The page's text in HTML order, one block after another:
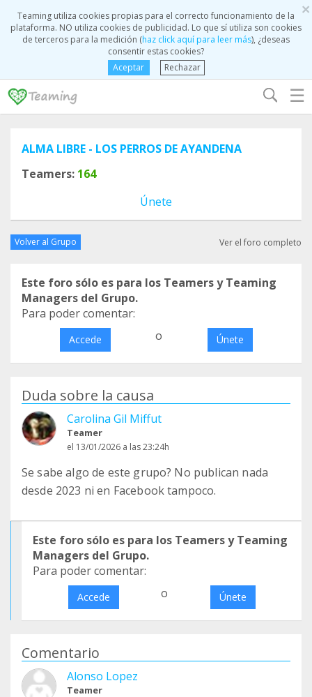
×
Teaming utiliza cookies propias para el correcto funcionamiento de la
plataforma. NO utiliza cookies de publicidad. Lo que sí utiliza son cookies
de terceros para la medición (haz click aquí para leer más), ¿deseas
consentir estas cookies?
Aceptar
Rechazar
☰
ALMA LIBRE - LOS PERROS DE AYANDENA
Teamers: 164
Únete
Volver al Grupo Ver el foro completo
Este foro sólo es para los Teamers y Teaming
Managers del Grupo.
Para poder comentar:
Accede o Únete
Duda sobre la causa
Carolina Gil Miffut
Teamer
el 13/01/2026 a las 23:24h
Se sabe algo de este grupo? No publican nada
desde 2023 ni en Facebook tampoco.
Este foro sólo es para los Teamers y Teaming
Managers del Grupo.
Para poder comentar:
Accede o Únete
Comentario
Alonso Lopez
Teamer